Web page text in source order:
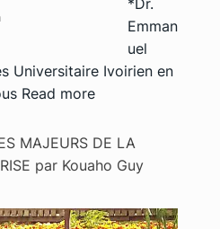
Emman
uel
Universitaire Ivoirien en
Read more
MAJEURS DE LA
par Kouaho Guy